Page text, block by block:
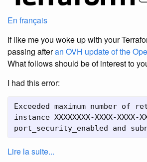
En français
If like me you woke up with your
passing afteran OVH update of the
What follows should be of interest to
I had this error:
Exceeded maximum number
instance XXXXXXXX-XXXX-
port_security_enabled and
Lire la suite...